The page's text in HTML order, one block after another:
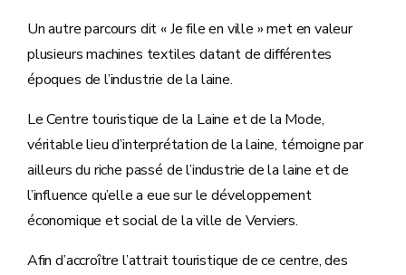
Un autre parcours dit « Je file en ville » met en valeur
plusieurs machines textiles datant de différentes
époques de l’industrie de la laine.
Le Centre touristique de la Laine et de la Mode,
véritable lieu d’interprétation de la laine, témoigne par
ailleurs du riche passé de l’industrie de la laine et de
l’influence qu’elle a eue sur le développement
économique et social de la ville de Verviers.
Afin d’accroître l’attrait touristique de ce centre, des